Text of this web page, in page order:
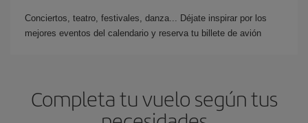
Conciertos, teatro, festivales, danza... Déjate inspirar por los
mejores eventos del calendario y reserva tu billete de avión
Completa tu vuelo según tus